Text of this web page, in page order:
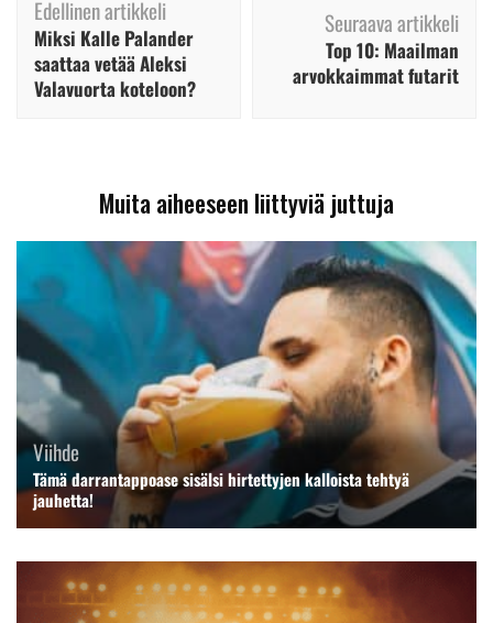
selaus
Edellinen artikkeli
Miksi Kalle Palander
saattaa vetää Aleksi
Valavuorta koteloon?
Seuraava artikkeli
Top 10: Maailman
arvokkaimmat futarit
Muita aiheeseen liittyviä juttuja
Viihde
Tämä darrantappoase sisälsi hirtettyjen kalloista tehtyä
jauhetta!